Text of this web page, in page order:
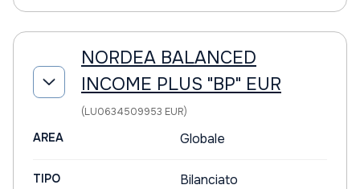
NORDEA BALANCED
INCOME PLUS "BP" EUR
(LU0634509953 EUR)
AREA Globale
TIPO Bilanciato